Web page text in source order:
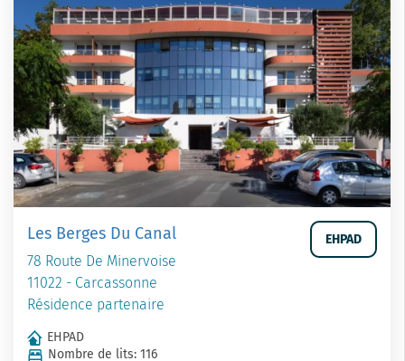
Les Berges Du Canal
78 Route De Minervoise
11022 - Carcassonne
Résidence partenaire
EHPAD
EHPAD
Nombre de lits: 116